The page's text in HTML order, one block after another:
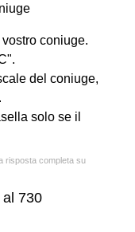
coniuge.
del coniuge,
solo se il
risposta completa su
730